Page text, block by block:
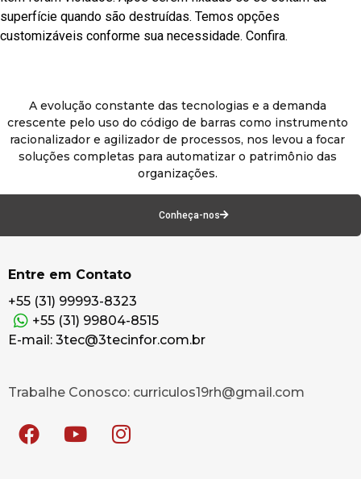
superfície quando são destruídas. Temos opções
customizáveis conforme sua necessidade. Confira.
A evolução constante das tecnologias e a demanda
crescente pelo uso do código de barras como instrumento
racionalizador e agilizador de processos, nos levou a focar
soluções completas para automatizar o patrimônio das
organizações.
Conheça-nos
Entre em Contato
+55 (31) 99993-8323
+55 (31) 99804-8515
E-mail: 3tec@3tecinfor.com.br
Trabalhe Conosco: curriculos19rh@gmail.com